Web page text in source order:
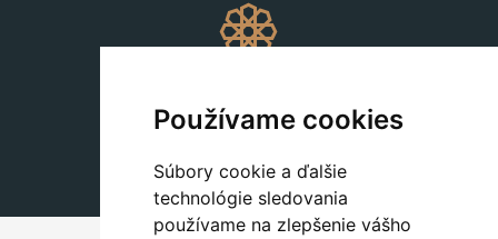
Používame cookies
Súbory cookie a ďalšie
technológie sledovania
používame na zlepšenie vášho
+420 311 604 182
dekorace@autronic.cz